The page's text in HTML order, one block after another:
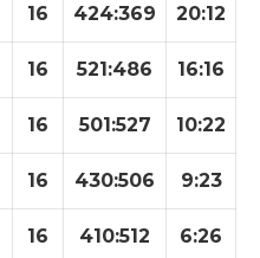
16 424:369 20:12
16 521:486 16:16
16 501:527 10:22
16 430:506 9:23
16 410:512 6:26